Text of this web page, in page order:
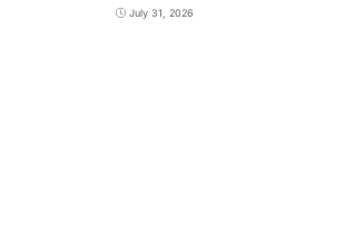
July 31, 2026